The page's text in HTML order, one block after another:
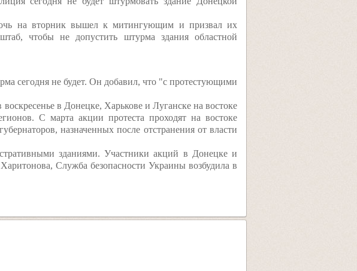
на вторник вышел к митингующим и призвал их
чтобы не допустить штурма здания областной
сегодня не будет. Он добавил, что "с протестующими
в Донецке, Харькове и Луганске на востоке
С марта акции протеста проходят на востоке
назначенных после отстранения от власти
зданиями. Участники акций в Донецке и
Служба безопасности Украины возбудила в